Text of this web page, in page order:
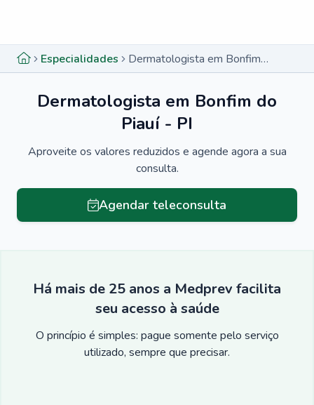
Especialidades Dermatologista em Bonfim do Piauí - PI
Dermatologista em Bonfim do
Piauí - PI
Aproveite os valores reduzidos e agende agora a sua
consulta.
Agendar teleconsulta
Há mais de 25 anos a Medprev facilita
seu acesso à saúde
O princípio é simples: pague somente pelo serviço
utilizado, sempre que precisar.